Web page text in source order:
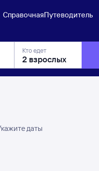
СправочнаяПутеводитель
Кто едет
даты